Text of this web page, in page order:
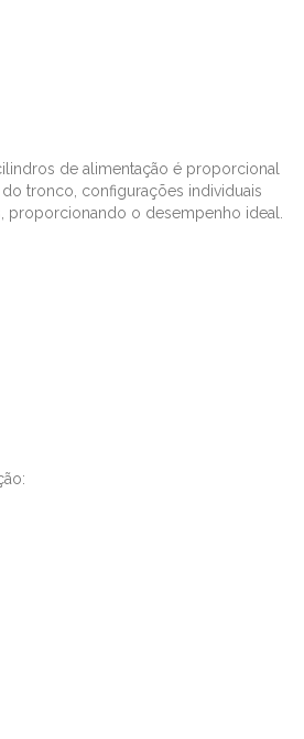
de alimentação é proporcional
tronco, configurações individuais
proporcionando o desempenho ideal.